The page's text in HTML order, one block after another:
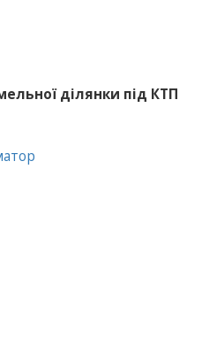
ділянки під КТП